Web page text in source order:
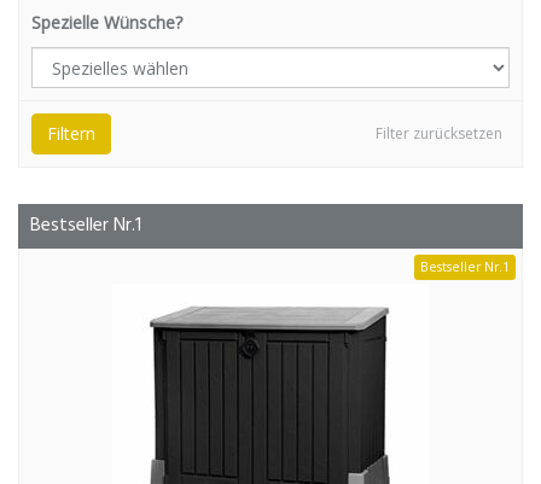
Spezielle Wünsche?
Filter zurücksetzen
Filtern
Bestseller Nr.1
Bestseller Nr.1